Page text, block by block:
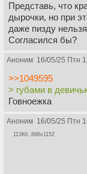
Представь, что
дырочки, но при
даже пизду
Согласился бы?
Аноним 16/05/25 Птн
>>1049595
> губами в
Говноежка
Аноним 16/05/25 Птн
113Кб, 896x1152